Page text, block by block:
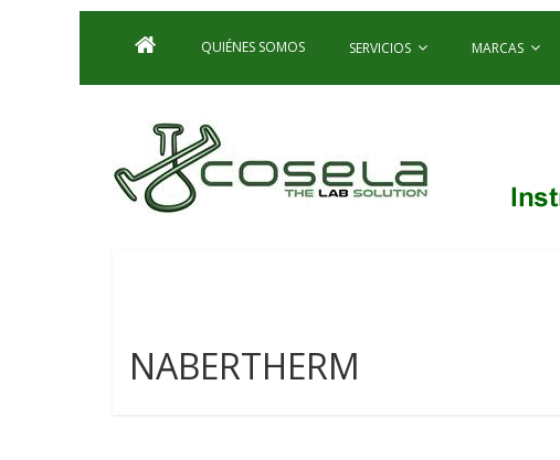
QUIÉNES SOMOS SERVICIOS MARCAS
NABERTHERM